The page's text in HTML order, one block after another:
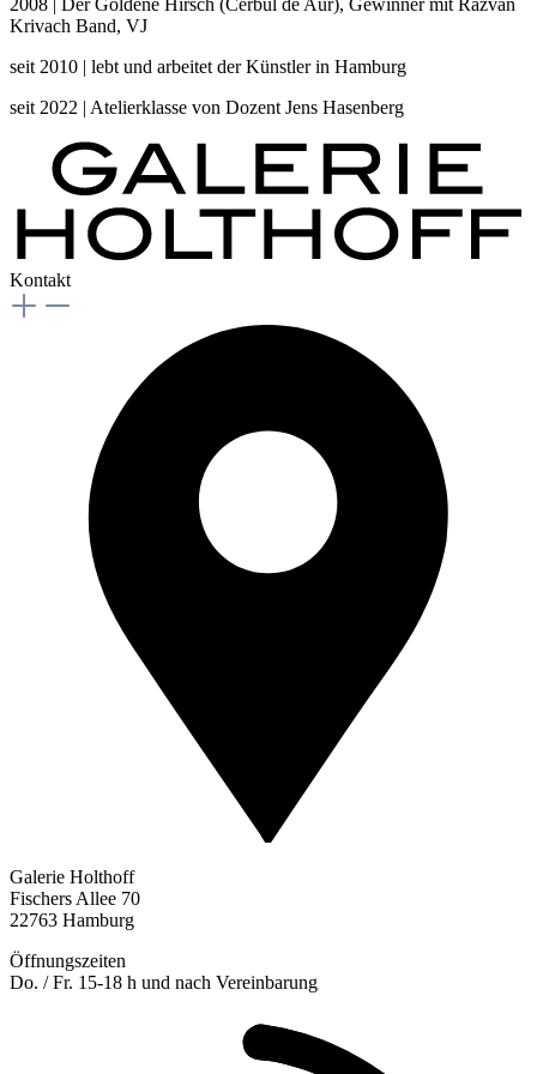
Krivach Band, VJ
seit 2010 | lebt und arbeitet der Künstler in Hamburg
seit 2022 | Atelierklasse von Dozent Jens Hasenberg
Kontakt
Galerie Holthoff
Fischers Allee 70
22763 Hamburg
Öffnungszeiten
Do. / Fr. 15-18 h und nach Vereinbarung